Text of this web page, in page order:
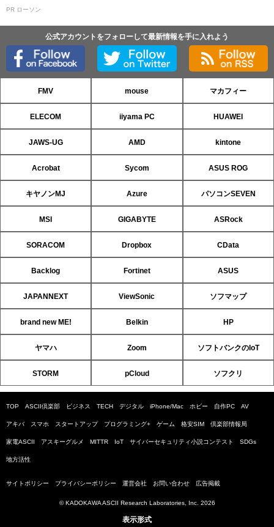
PR ローソン
公式アカウントをフォローして最新情報を手に入れよう
FMV mouse マカフィー
ELECOM iiyama PC HUAWEI
JAWS-UG AMD kintone
Acrobat Sycom ASUS ROG
キヤノンMJ Azure パソコンSEVEN
MSI GIGABYTE ASRock
SORACOM Dropbox CData
Backlog Fortinet ASUS
JAPANNEXT ViewSonic ソフマップ
brand new ME! Belkin HP
ヤマハ Zoom ソフトバンクのIoT
STORM pCloud ソフクリ
TOP ASCII倶楽部 ビジネス TECH デジタル iPhone/Mac ホビー 自作PC AV
アキバ スマホ スタートアップ プログラミング+ ゲーム 格安SIM 倶楽部情報局
家電ASCII アスキーグルメ MITTR IoT サイバーセキュリティ小説コンテスト SDGs
地方活性
サイトポリシー プライバシーポリシー 運営会社 お問い合わせ 広告掲載
© KADOKAWA ASCII Research Laboratories, Inc. 2026
表示形式